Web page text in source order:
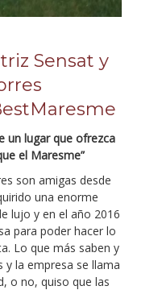
Sensat y
un lugar que ofrezca
el Maresme”
son amigas desde
una enorme
lujo y en el año 2016
para poder hacer lo
Lo que más saben y
y la empresa se llama
o no, quiso que las